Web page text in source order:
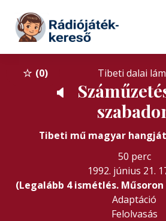
Tovább a tartalomhoz
0 Tibeti dalai
🔈
Tibeti mű magyar
50 perc
1992. június 21.
(Legalább 4 ismétlés.
Adaptáció
Felolvasás